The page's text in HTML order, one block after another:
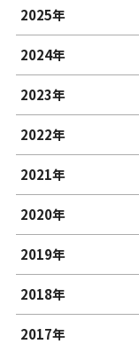
2025年
2024年
2023年
2022年
2021年
2020年
2019年
2018年
2017年